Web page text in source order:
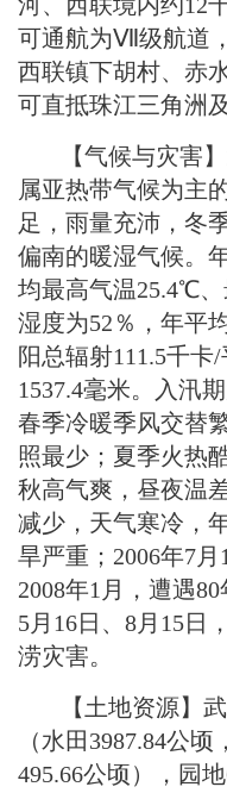
可通航为Ⅶ级航道
西联镇下胡村、赤
可直抵珠江三角洲
【气候与灾害
属亚热带气候为主
足，雨量充沛，冬
偏南的暖湿气候。
均最高气温25.4℃
湿度为52％，年平
阳总辐射111.5千
1537.4毫米。入汛
春季冷暖季风交替
照最少；夏季火热
秋高气爽，昼夜温
减少，天气寒冷，
旱严重；2006年7
2008年1月，遭遇
5月16日、8月15日
涝灾害。
【土地资源】
（水田3987.84公
495.66公顷），园